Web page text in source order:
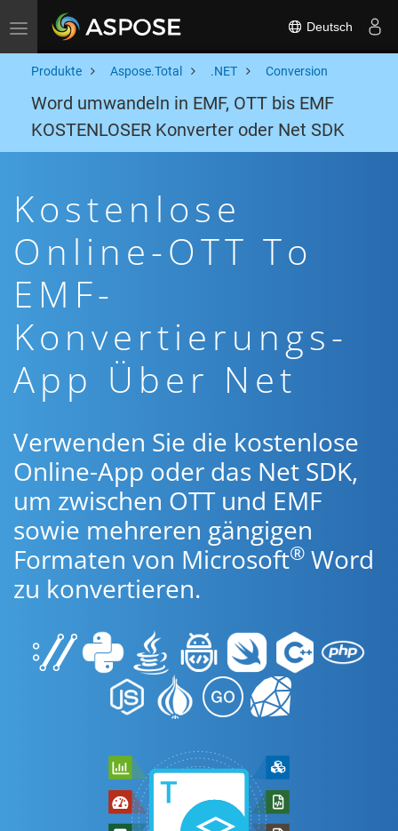
Toggle navigation Deutsch
Produkte Aspose.Total .NET Conversion
Word umwandeln in EMF, OTT bis EMF
KOSTENLOSER Konverter oder Net SDK
Kostenlose
Online-OTT To
EMF-
Konvertierungs-
App Über Net
Verwenden Sie die kostenlose
Online-App oder das Net SDK,
um zwischen OTT und EMF
sowie mehreren gängigen
Formaten von Microsoft® Word
zu konvertieren.